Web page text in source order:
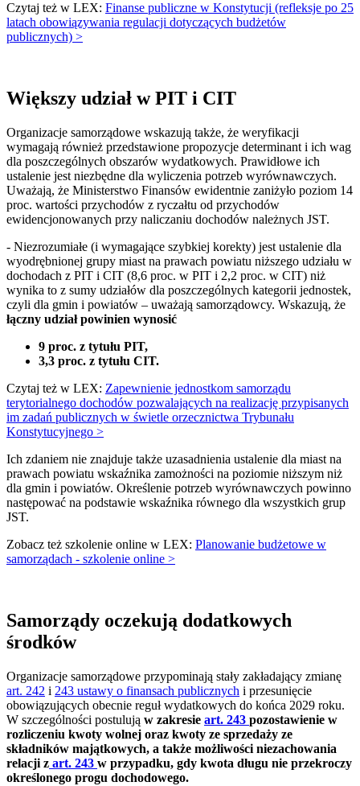
Czytaj też w LEX: Finanse publiczne w Konstytucji (refleksje po 25
latach obowiązywania regulacji dotyczących budżetów
publicznych) >
Większy udział w PIT i CIT
Organizacje samorządowe wskazują także, że weryfikacji
wymagają również przedstawione propozycje determinant i ich wag
dla poszczególnych obszarów wydatkowych. Prawidłowe ich
ustalenie jest niezbędne dla wyliczenia potrzeb wyrównawczych.
Uważają, że Ministerstwo Finansów ewidentnie zaniżyło poziom 14
proc. wartości przychodów z ryczałtu od przychodów
ewidencjonowanych przy naliczaniu dochodów należnych JST.
- Niezrozumiałe (i wymagające szybkiej korekty) jest ustalenie dla
wyodrębnionej grupy miast na prawach powiatu niższego udziału w
dochodach z PIT i CIT (8,6 proc. w PIT i 2,2 proc. w CIT) niż
wynika to z sumy udziałów dla poszczególnych kategorii jednostek,
czyli dla gmin i powiatów – uważają samorządowcy. Wskazują, że
łączny udział powinien wynosić
9 proc. z tytułu PIT,
3,3 proc. z tytułu CIT.
Czytaj też w LEX: Zapewnienie jednostkom samorządu
terytorialnego dochodów pozwalających na realizację przypisanych
im zadań publicznych w świetle orzecznictwa Trybunału
Konstytucyjnego >
Ich zdaniem nie znajduje także uzasadnienia ustalenie dla miast na
prawach powiatu wskaźnika zamożności na poziomie niższym niż
dla gmin i powiatów. Określenie potrzeb wyrównawczych powinno
następować na podstawie wskaźnika równego dla wszystkich grup
JST.
Zobacz też szkolenie online w LEX: Planowanie budżetowe w
samorządach - szkolenie online >
Samorządy oczekują dodatkowych
środków
Organizacje samorządowe przypominają stały zakładający zmianę
art. 242 i 243 ustawy o finansach publicznych i przesunięcie
obowiązujących obecnie reguł wydatkowych do końca 2029 roku.
W szczególności postulują w zakresie art. 243 pozostawienie w
rozliczeniu kwoty wolnej oraz kwoty ze sprzedaży ze
składników majątkowych, a także możliwości niezachowania
relacji z art. 243 w przypadku, gdy kwota długu nie przekroczy
określonego progu dochodowego.